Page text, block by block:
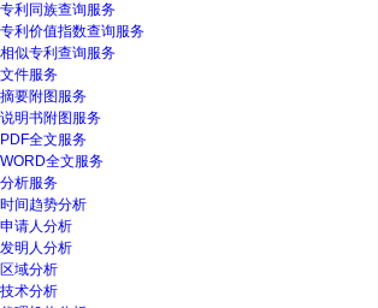
专利同族查询服务
专利价值指数查询服务
相似专利查询服务
文件服务
摘要附图服务
说明书附图服务
PDF全文服务
WORD全文服务
分析服务
时间趋势分析
申请人分析
发明人分析
区域分析
技术分析